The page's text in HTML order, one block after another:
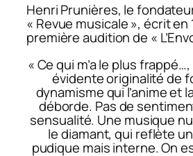
Henri Prunières, le
« Revue musicale », écrit en
première audition de «
« Ce qui m’a le plus
évidente originalité de
dynamisme qui l’anime et
déborde. Pas de
sensualité. Une musique
le diamant, qui reflète
pudique mais interne. On